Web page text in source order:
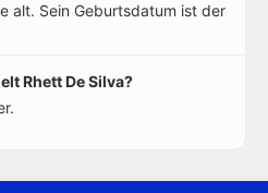
alt. Sein Geburtsdatum ist der
Rhett De Silva?